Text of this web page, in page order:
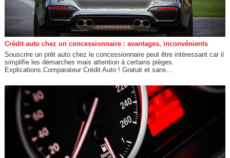
Crédit auto chez un concessionnaire : avantages, inconvénients
Souscrire un prêt auto chez le concessionnaire peut être intéressant car il
simplifie les démarches mais attention à certains pièges.
Explications.Comparateur Crédit Auto ! Gratuit et sans...